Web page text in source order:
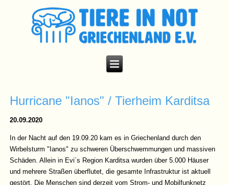
Hurricane "Ianos" / Tierheim Karditsa
20.09.2020
In der Nacht auf den 19.09.20 kam es in Griechenland durch den
Wirbelsturm "Ianos" zu schweren Überschwemmungen und massiven
Schäden. Allein in Evi´s Region Karditsa wurden über 5.000 Häuser
und mehrere Straßen überflutet, die gesamte Infrastruktur ist aktuell
gestört. Die Menschen sind derzeit vom Strom- und Mobilfunknetz